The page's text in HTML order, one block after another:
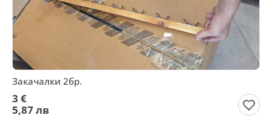
Закачалки 2бр.
3 €
5,87 лв